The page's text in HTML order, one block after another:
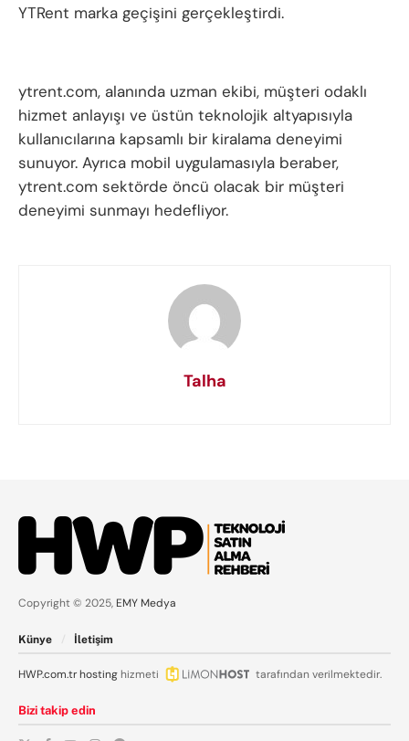
YTRent marka geçişini gerçekleştirdi.
ytrent.com, alanında uzman ekibi, müşteri odaklı
hizmet anlayışı ve üstün teknolojik altyapısıyla
kullanıcılarına kapsamlı bir kiralama deneyimi
sunuyor. Ayrıca mobil uygulamasıyla beraber,
ytrent.com sektörde öncü olacak bir müşteri
deneyimi sunmayı hedefliyor.
Talha
Copyright © 2025, EMY Medya
Künye İletişim
HWP.com.trhosting hizmeti tarafından verilmektedir.
Bizi takip edin